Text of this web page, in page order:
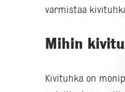
varmistaa
Mihin
Kivituhka on